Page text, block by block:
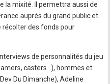
la mixité. Il permettra aussi de
auprès du grand public et
récolter des fonds pour
de personnalités du jeu
casters...), hommes et
Du Dimanche), Adeline